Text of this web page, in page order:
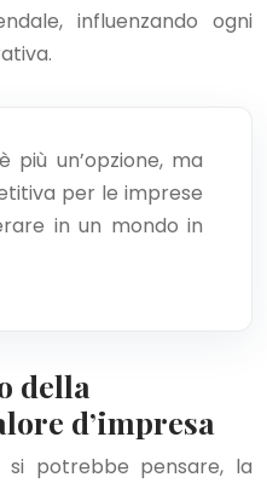
influenzando ogni
più un’opzione, ma
per le imprese
in un mondo in
della
d’impresa
potrebbe pensare, la